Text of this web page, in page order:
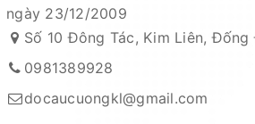
ngày 23/12/2009
Số 10 Đông Tác, Kim Liên, Đống
0981389928
docaucuongkl@gmail.com